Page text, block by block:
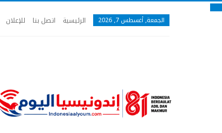
الجمعة, أغسطس 7, 2026 الرئيسية اتصل بنا للإعلان